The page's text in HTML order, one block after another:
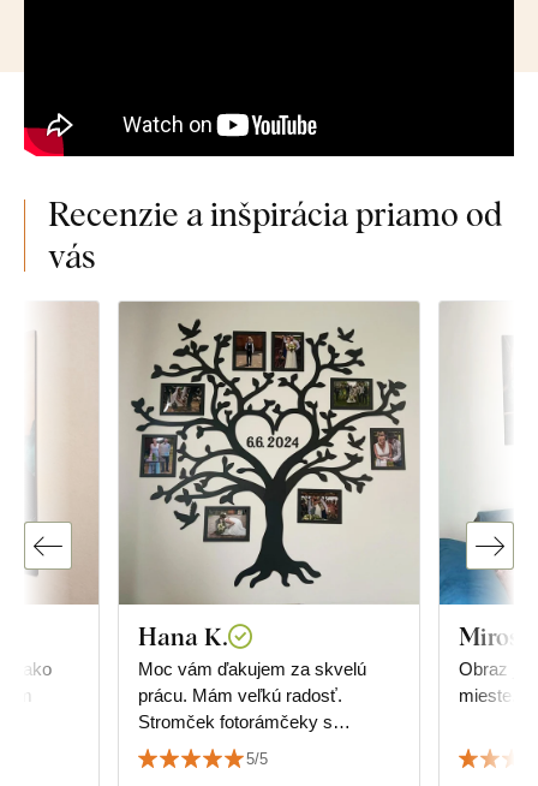
Recenzie a inšpirácia priamo od
vás
ako
Hana K.
Moc vám ďakujem za skvelú
prácu. Mám veľkú radosť.
Stromček fotorámčeky s
dátumom svadby dokonale
sedia. ☺️👏👏👏👏👏👏👏
5/5
Obraz je
mieste.